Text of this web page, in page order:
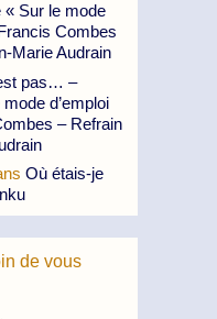
Sur le mode
Combes
Marie Audrain
pas… –
d’emploi
– Refrain
Où étais-je
de vous